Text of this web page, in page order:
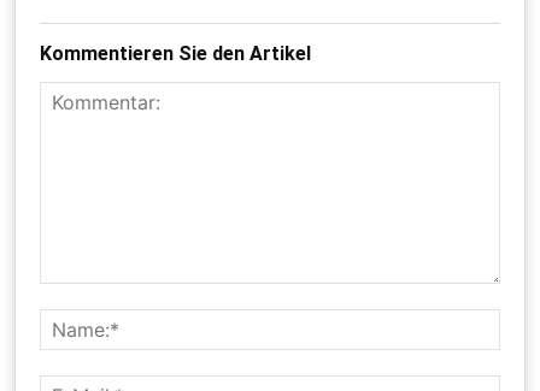
Kommentieren Sie den Artikel